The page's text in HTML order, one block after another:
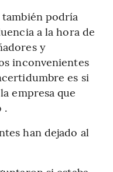
podría
a la hora de
y
inconvenientes
es si
empresa que
.
han dejado al